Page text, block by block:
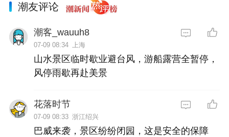
潮友评论
潮客_wauuh8
07-09 08:34 上海
山水景区临时歇业避台风，游船露营全暂停，
风停雨歇再赴美景
花落时节
07-09 08:33 浙江绍兴
巴威来袭，景区纷纷闭园，这是安全的保障